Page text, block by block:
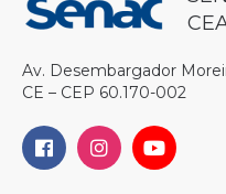
Av. Desembargador
CE – CEP 60.170-002